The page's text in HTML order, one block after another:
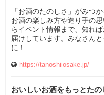
「お酒のたのしさ」がみつ
お酒の楽しみ方や造り手の
らイベント情報まで、知れ
届けしています。みなさん
に！
https://tanoshiiosake.jp/
おいしいお酒をもっとた